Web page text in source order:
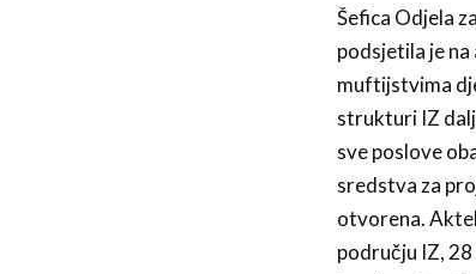
Šefica Odjela
podsjetila je
muftijstvima
strukturi IZ
sve poslove
sredstva za
otvorena.
području IZ,